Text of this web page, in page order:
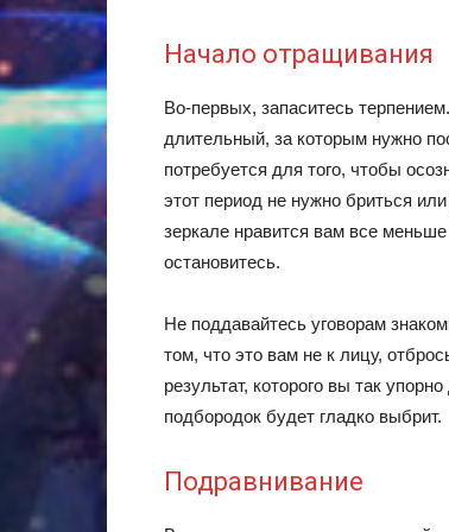
Начало отращивания
Во-первых, запаситесь
длительный, за которым нужно
потребуется для того, чтобы
этот период не нужно бриться
зеркале нравится вам все
остановитесь.
Не поддавайтесь уговорам
том, что это вам не к лицу,
результат, которого вы так
подбородок будет гладко выбрит.
Подравнивание